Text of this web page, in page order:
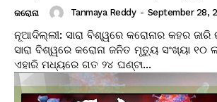
କରୋନା Tanmaya Reddy - September 28,
ନୂଆଦିଲ୍ଲୀ: ସାରା ବିଶ୍ୱରେ କରୋନାର କହର
ସାରା ବିଶ୍ୱରେ କରୋନା ଜନିତ ମୃତ୍ୟୁ ସଂଖ୍ୟା ୧୦
ଏହାରି ମଧ୍ୟରେ ଗତ ୨୪ ଘଣ୍ଟା...